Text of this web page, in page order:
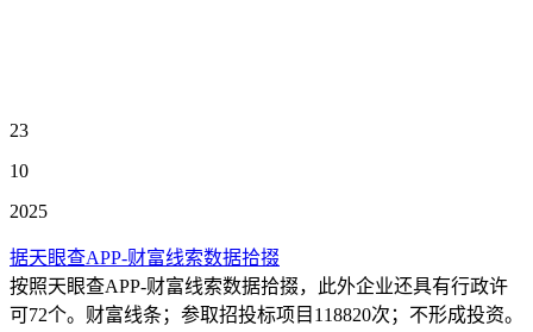
23
10
2025
据天眼查APP-财富线索数据拾掇
按照天眼查APP-财富线索数据拾掇，此外企业还具有行政许
可72个。财富线条；参取招投标项目118820次；不形成投资。